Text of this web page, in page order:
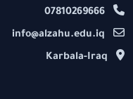
07810269666
info@alzahu.edu.iq
Karbala-Iraq